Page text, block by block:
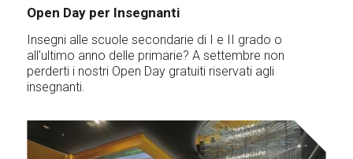
Open Day per Insegnanti
Insegni alle scuole secondarie di I e II grado o
all'ultimo anno delle primarie? A settembre non
perderti i nostri Open Day gratuiti riservati agli
insegnanti.